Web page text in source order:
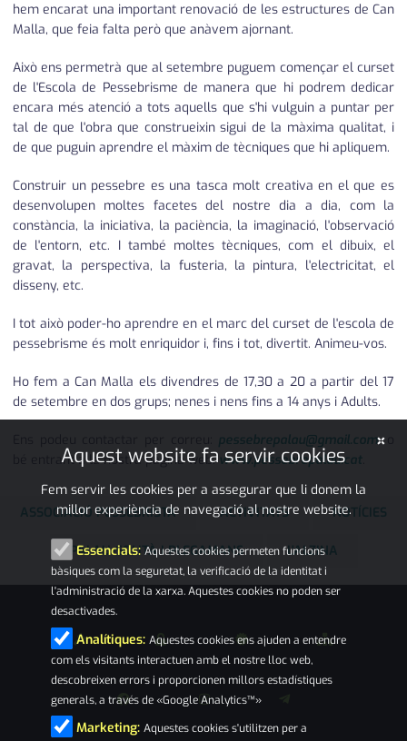
hem encarat una important renovació de les estructures de Can
Malla, que feia falta però que anàvem ajornant.
Això ens permetrà que al setembre puguem començar el curset
de l'Escola de Pessebrisme de manera que hi podrem dedicar
encara més atenció a tots aquells que s'hi vulguin a puntar per
tal de que l'obra que construeixin sigui de la màxima qualitat, i
de que puguin aprendre el màxim de tècniques que hi apliquem.
Construir un pessebre es una tasca molt creativa en el que es
desenvolupen moltes facetes del nostre dia a dia, com la
constància, la iniciativa, la paciència, la imaginació, l'observació
de l'entorn, etc. I també moltes tècniques, com el dibuix, el
gravat, la perspectiva, la fusteria, la pintura, l'electricitat, el
disseny, etc.
I tot això poder-ho aprendre en el marc del curset de l'escola de
pessebrisme és molt enriquidor i, fins i tot, divertit. Animeu-vos.
Ho fem a Can Malla els divendres de 17,30 a 20 a partir del 17
de setembre en dos grups; nenes i nens fins a 14 anys i Adults.
pessebrepalau@gmail.com, o
bé entrant a la nostra pàgina web:www.pessebrepalau.cat
ASSOCIACIÓ PESSEBRISTA ACTIVITATS NOTÍCIES
PALAU-SOLITÀ I PLEGAMANS L'ALZINA
×
Aquest website fa servir cookies
Fem servir les cookies per a assegurar que li donem la
millor experiència de navegació al nostre website.
Essencials: Aquestes cookies permeten funcions
bàsiques com la seguretat, la verificació de la identitat i
l'administració de la xarxa. Aquestes cookies no poden ser
desactivades.
Analítiques: Aquestes cookies ens ajuden a entendre
com els visitants interactuen amb el nostre lloc web,
descobreixen errors i proporcionen millors estadístiques
generals, a través de «Google Analytics™»
Marketing: Aquestes cookies s'utilitzen per a